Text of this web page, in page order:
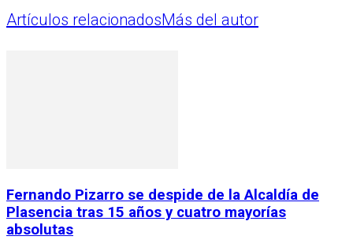
Artículos relacionadosMás del autor
Fernando Pizarro se despide de la Alcaldía de
Plasencia tras 15 años y cuatro mayorías
absolutas